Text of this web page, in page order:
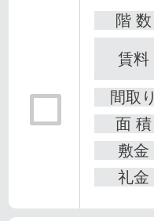
階 数
賃料
間取り
面 積
敷金
礼金